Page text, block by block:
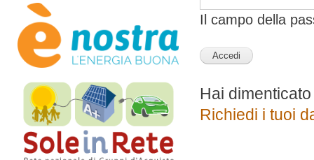
Il campo della
Hai
Richiedi i tuoi